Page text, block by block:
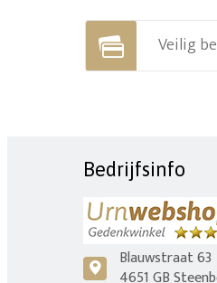
Veilig
Bedrijfsinfo
c
Blauwstraat 63